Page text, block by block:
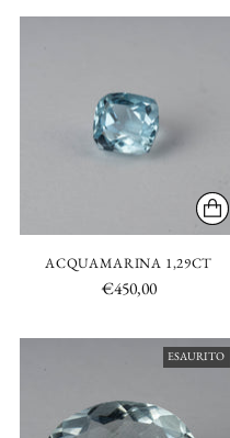
ACQUAMARINA 1,29CT
€450,00
ESAURITO